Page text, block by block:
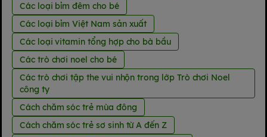
Các loại bỉm đêm cho bé
Các loại bỉm Việt Nam sản xuất
Các loại vitamin tổng hợp cho bà bầu
Các trò chơi noel cho bé
Các trò chơi tập the vui nhộn trong lớp Trò chơi Noel
công ty
Cách chăm sóc trẻ mùa đông
Cách chăm sóc trẻ sơ sinh từ A đến Z